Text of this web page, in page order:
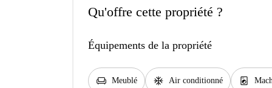
Qu'offre cette propriété ?
Équipements de la propriété
chair Meublé ac_unit Air conditionné local_laundry_service